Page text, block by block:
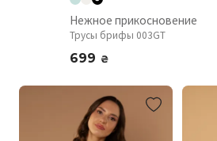
Нежное прикосновение
Трусы брифы 003GT
699 ₴